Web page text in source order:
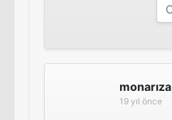
monarıza
19 yıl önce